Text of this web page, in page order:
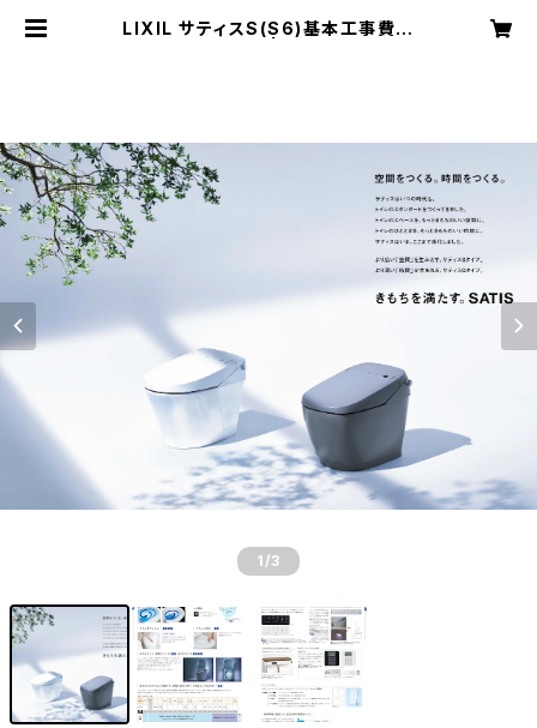
LIXIL サティスS(S6)基本工事費コ
1 /3